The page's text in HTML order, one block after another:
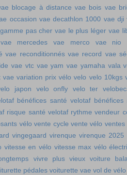
blocage à distance vae bois vae
occasion vae decathlon 1000 vae dji
pas cher vae le plus léger vae
vae mercedes vae merco
vae nio
vae reconditionnés vae record vae
vae vtc vae yam vae yamaha vala
vae variation prix vélo velo velo 10kgs
japon velo onfly velo ter
bénéfices santé velotaf
risque santé velotaf rythme vendeur
vélo vente cycle vente vélo ventes
vingegaard virenque virenque 2025
vitesse en vélo vitesse max vélo
vivre plus vieux voiture
pédales voiturette vae vol de